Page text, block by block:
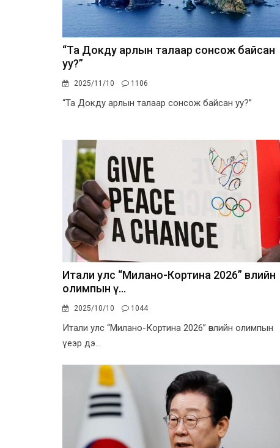
“Та Докду арлын талаар сонсож байсан
уу?”
2025/11/10 1106
“Та Докду арлын талаар сонсож байсан уу?”
Итали улс “Милано-Кортина 2026” өвлийн
олимпын ү...
2025/10/10 1044
Итали улс “Милано-Кортина 2026” өвлийн олимпын
үеэр дэ...